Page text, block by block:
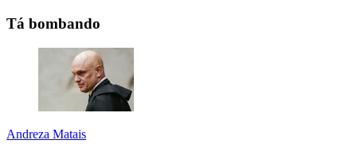
Tá bombando
Andreza Matais